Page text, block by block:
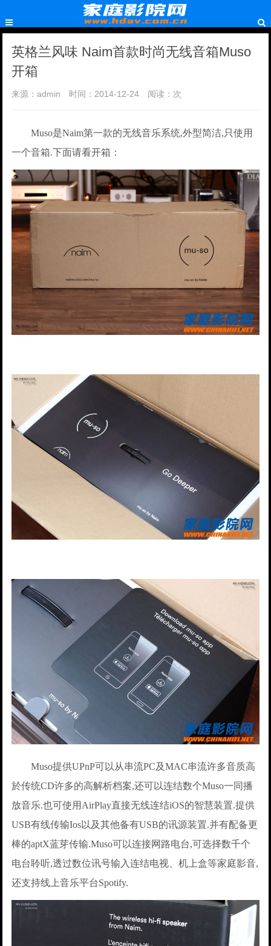
英格兰风味 Naim首款时尚无线音箱Muso
开箱
来源：admin 时间：2014-12-24 阅读： 次
Muso是Naim第一款的无线音乐系统,外型简洁,只使用
一个音箱.下面请看开箱：
Muso提供UPnP可以从串流PC及MAC串流许多音质高
於传统CD许多的高解析档案,还可以连结数个Muso一同播
放音乐.也可使用AirPlay直接无线连结iOS的智慧装置.提供
USB有线传输Ios以及其他备有USB的讯源装置.并有配备更
棒的aptX蓝芽传输.Muso可以连接网路电台,可选择数千个
电台聆听,透过数位讯号输入连结电视、机上盒等家庭影音,
还支持线上音乐平台Spotify.